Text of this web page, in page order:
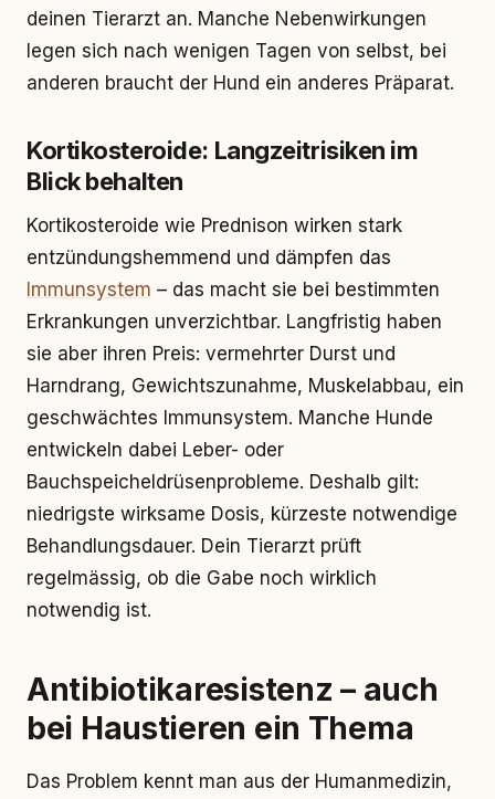
deinen Tierarzt an. Manche Nebenwirkungen
legen sich nach wenigen Tagen von selbst, bei
anderen braucht der Hund ein anderes Präparat.
Kortikosteroide: Langzeitrisiken im
Blick behalten
Kortikosteroide wie Prednison wirken stark
entzündungshemmend und dämpfen das
Immunsystem – das macht sie bei bestimmten
Erkrankungen unverzichtbar. Langfristig haben
sie aber ihren Preis: vermehrter Durst und
Harndrang, Gewichtszunahme, Muskelabbau, ein
geschwächtes Immunsystem. Manche Hunde
entwickeln dabei Leber- oder
Bauchspeicheldrüsenprobleme. Deshalb gilt:
niedrigste wirksame Dosis, kürzeste notwendige
Behandlungsdauer. Dein Tierarzt prüft
regelmässig, ob die Gabe noch wirklich
notwendig ist.
Antibiotikaresistenz – auch
bei Haustieren ein Thema
Das Problem kennt man aus der Humanmedizin,